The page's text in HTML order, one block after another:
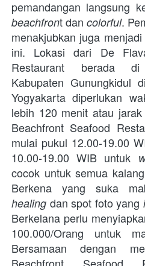
beachfront dan colorful.
menakjubkan juga
ini. Lokasi dari De
Restaurant berada
Kabupaten Gunungkidul
Yogyakarta diperlukan
lebih 120 menit atau
Beachfront Seafood
mulai pukul 12.00-19.00
10.00-19.00 WIB untuk
cocok untuk semua
healing dan spot foto yang
Berkelana perlu
Bersamaan dengan
Beachfront Seafood